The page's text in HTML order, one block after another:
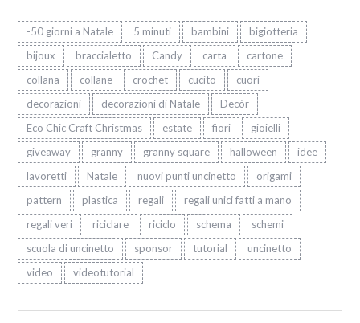
-50 giorni a Natale 5 minuti bambini
bigiotteria
bijoux
braccialetto Candy carta
cartone
collana
collane crochet cucito
cuori
decorazioni
decorazioni di Natale
Decòr
Eco Chic Craft Christmas
estate fiori
gioielli
giveaway
granny granny square halloween
idee
lavoretti
Natale nuovi punti uncinetto
origami
pattern
plastica regali
regali unici fatti a mano
regali veri
riciclare riciclo schema
schemi
scuola di uncinetto
sponsor tutorial
uncinetto
video
videotutorial